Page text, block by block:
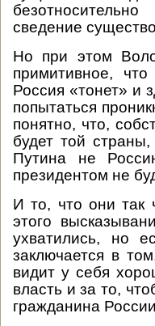
сведение
Но при этом
примитивное,
Россия «тонет» и
попытаться
понятно, что,
будет той
Путина не
президентом не
И то, что они так
этого
ухватились, но
заключается в
видит у себя
власть и за то,
гражданина